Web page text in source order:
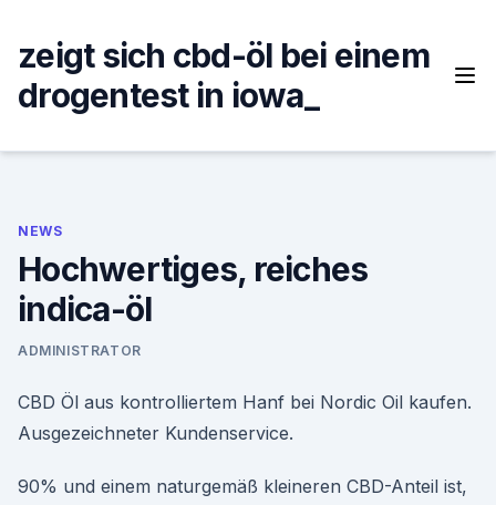
content
zeigt sich cbd-öl bei einem
drogentest in iowa_
NEWS
Hochwertiges, reiches
indica-öl
ADMINISTRATOR
CBD Öl aus kontrolliertem Hanf bei Nordic Oil kaufen.
Ausgezeichneter Kundenservice.
90% und einem naturgemäß kleineren CBD-Anteil ist,